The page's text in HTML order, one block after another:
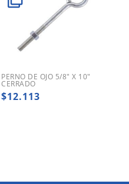
PERNO DE OJO 5/8″ X 10″
CERRADO
$12.113